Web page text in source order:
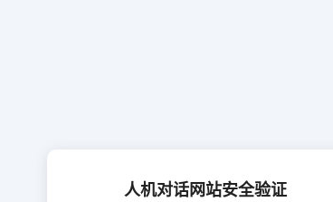
人机对话网站安全验证